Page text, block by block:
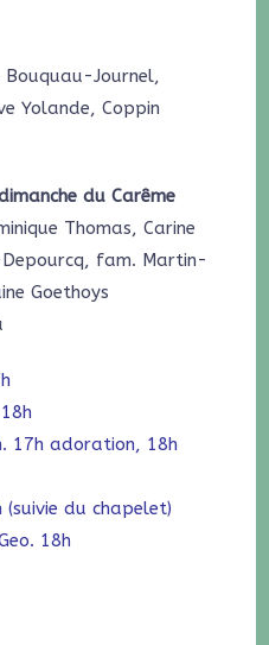
Journel,
Yolande, Coppin
du Carême
Thomas, Carine
fam. Martin-
Goethoys
17h adoration, 18h
du chapelet)
18h